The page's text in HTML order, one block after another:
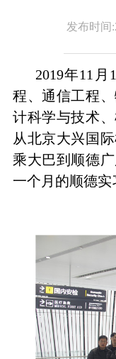
发布时间
2019年11 月
程、通信工程
计科学与技术
从北京大兴国
乘大巴到顺德
一个月的顺德实